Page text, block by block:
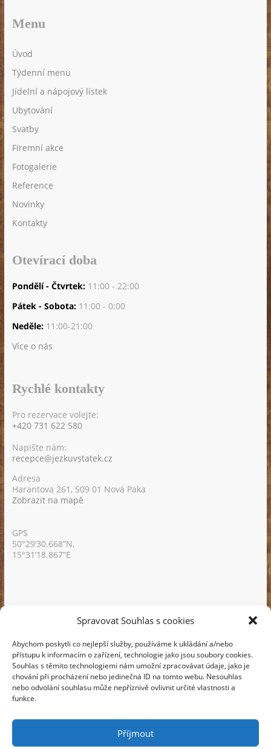
Spravovat Souhlas s cookies
Abychom poskytli co nejlepší služby, používáme k ukládání a/nebo
přístupu k informacím o zařízení, technologie jako jsou soubory cookies.
Souhlas s těmito technologiemi nám umožní zpracovávat údaje, jako je
chování při procházení nebo jedinečná ID na tomto webu. Nesouhlas
nebo odvolání souhlasu může nepříznivě ovlivnit určité vlastnosti a
funkce.
Příjmout
Menu
Úvod
Týdenní menu
Jídelní a nápojový lístek
Ubytování
Svatby
Firemní akce
Fotogalerie
Reference
Novinky
Kontakty
Otevírací doba
Pondělí - Čtvrtek: 11:00 - 22:00
Pátek - Sobota:11:00 - 0:00
Neděle:11:00-21:00
Více o nás
Rychlé kontakty
Pro rezervace volejte:
+420 731 622 580
Napište nám:
recepce@jezkuvstatek.cz
Adresa
Harantova 261, 509 01 Nová Paka
Zobrazit na mapě
GPS
50°29’30.668“N,
15°31’18.867“E
Týdenní menu emailem
Nechte si zasílat 1x týdně menu na váš email.